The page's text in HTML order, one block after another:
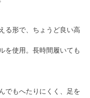
る形で、ちょうど良い高
を使用。長時間履いても
でもへたりにくく、足を